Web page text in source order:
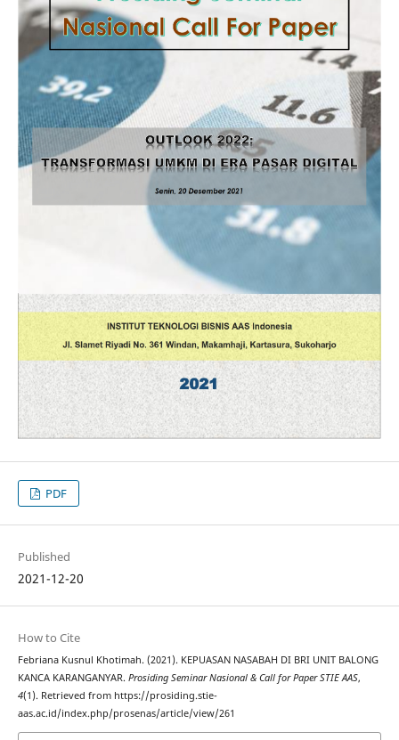
PDF
Published
2021-12-20
How to Cite
Febriana Kusnul Khotimah. (2021). KEPUASAN NASABAH DI BRI UNIT BALONG
KANCA KARANGANYAR. Prosiding Seminar Nasional & Call for Paper STIE AAS,
4(1). Retrieved from https://prosiding.stie-
aas.ac.id/index.php/prosenas/article/view/261